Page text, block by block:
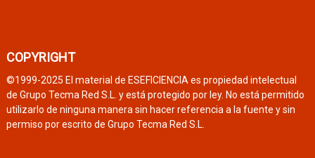
COPYRIGHT
©1999-2025 El material de ESEFICIENCIA es propiedad intelectual
de Grupo Tecma Red S.L. y está protegido por ley. No está permitido
utilizarlo de ninguna manera sin hacer referencia a la fuente y sin
permiso por escrito de Grupo Tecma Red S.L.